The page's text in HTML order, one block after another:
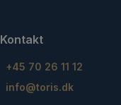
Kontakt
+45 70 26 11 12
info@toris.dk